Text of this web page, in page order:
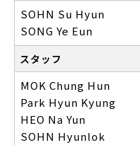
SOHN Su Hyun
SONG Ye Eun
スタッフ
MOK Chung Hun
Park Hyun Kyung
HEO Na Yun
SOHN Hyunlok